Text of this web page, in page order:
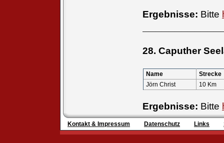
Ergebnisse: Bitte
28. Caputher
Name
Strecke
Jörn Christ
10 Km
Ergebnisse: Bitte
Kontakt & Impressum Datenschutz Links